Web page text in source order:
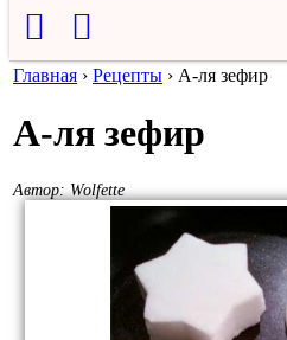
Главная › Рецепты › А-ля зефир
А-ля зефир
Автор: Wolfette